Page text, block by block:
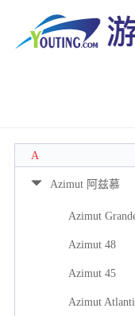
A
Azimut 阿兹慕
Azimut
Azimut 48
Azimut 45
Azimut